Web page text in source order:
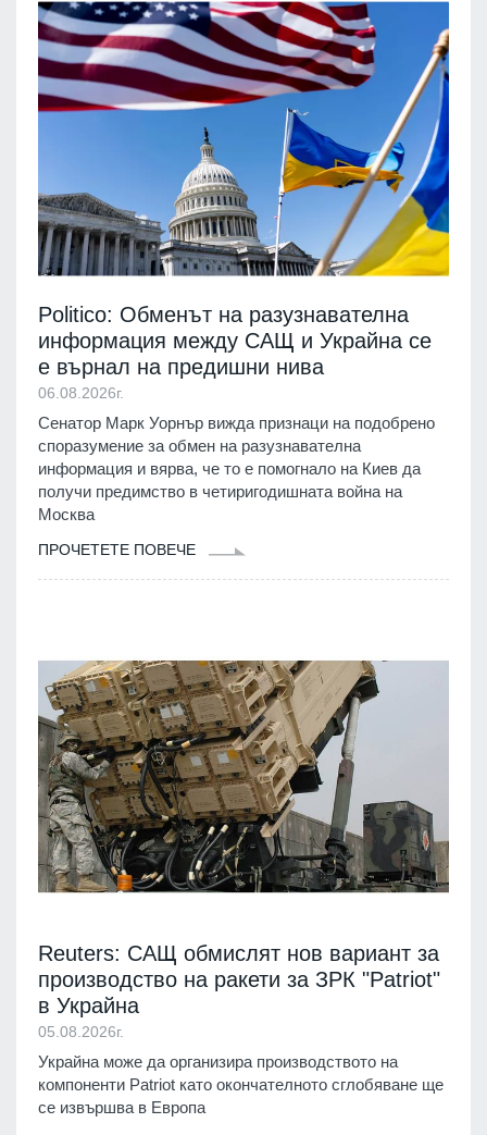
Politico: Обменът на разузнавателна
информация между САЩ и Украйна се
е върнал на предишни нива
06.08.2026г.
Сенатор Марк Уорнър вижда признаци на подобрено
споразумение за обмен на разузнавателна
информация и вярва, че то е помогнало на Киев да
получи предимство в четиригодишната война на
Москва
ПРОЧЕТЕТЕ ПОВЕЧЕ
Reuters: САЩ обмислят нов вариант за
производство на ракети за ЗРК "Patriot"
в Украйна
05.08.2026г.
Украйна може да организира производството на
компоненти Patriot като окончателното сглобяване ще
се извършва в Европа